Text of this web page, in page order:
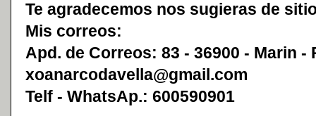
Te agradecemos nos sugieras de
Mis correos:
Apd. de Correos: 83 - 36900 - Marin -
xoanarcodavella@gmail.com
Telf - WhatsAp.: 600590901